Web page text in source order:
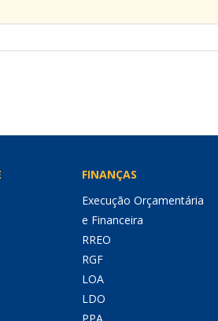
FINANÇAS
Execução Orçamentária
e Financeira
RREO
RGF
LOA
LDO